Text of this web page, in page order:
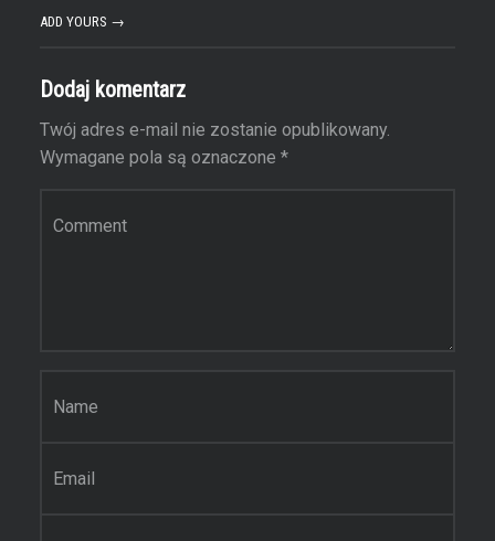
ADD YOURS →
Dodaj komentarz
Twój adres e-mail nie zostanie opublikowany.
Wymagane pola są oznaczone *